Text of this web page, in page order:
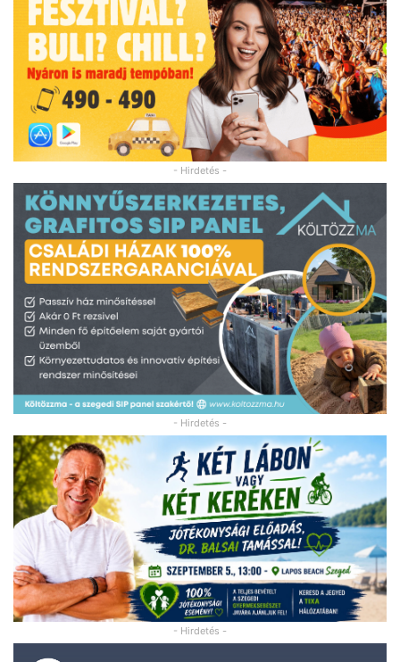
- Hirdetés -
- Hirdetés -
- Hirdetés -